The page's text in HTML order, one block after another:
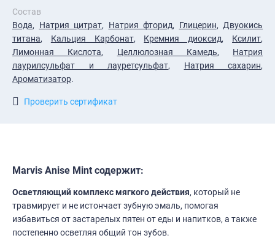
Состав
Вода, Натрия цитрат, Натрия фторид, Глицерин, Двуокись
титана, Кальция Карбонат, Кремния диоксид, Ксилит,
Лимонная Кислота, Целлюлозная Камедь, Натрия
лаурилсульфат и лауретсульфат, Натрия сахарин,
Ароматизатор.
Проверить сертификат
Marvis Anise Mint содержит:
Осветляющий комплекс мягкого действия, который не
травмирует и не истончает зубную эмаль, помогая
избавиться от застарелых пятен от еды и напитков, а также
постепенно осветляя общий тон зубов.